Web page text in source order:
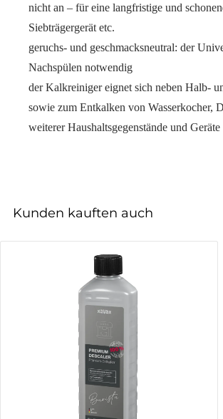
nicht an – für eine langfristige und
Siebträgergerät etc.
geruchs- und geschmacksneutral: der
Nachspülen notwendig
der Kalkreiniger eignet sich neben Halb-
sowie zum Entkalken von Wasserkocher,
weiterer Haushaltsgegenstände und Geräte
Kunden kauften auch